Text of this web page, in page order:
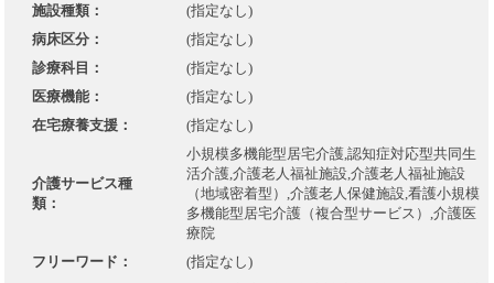
施設種類：
(指定なし)
病床区分：
(指定なし)
診療科目：
(指定なし)
医療機能：
(指定なし)
在宅療養支援：
(指定なし)
介護サービス種
類：
小規模多機能型居宅介護,認知症対応型共同生
活介護,介護老人福祉施設,介護老人福祉施設
（地域密着型）,介護老人保健施設,看護小規模
多機能型居宅介護（複合型サービス）,介護医
療院
フリーワード：
(指定なし)